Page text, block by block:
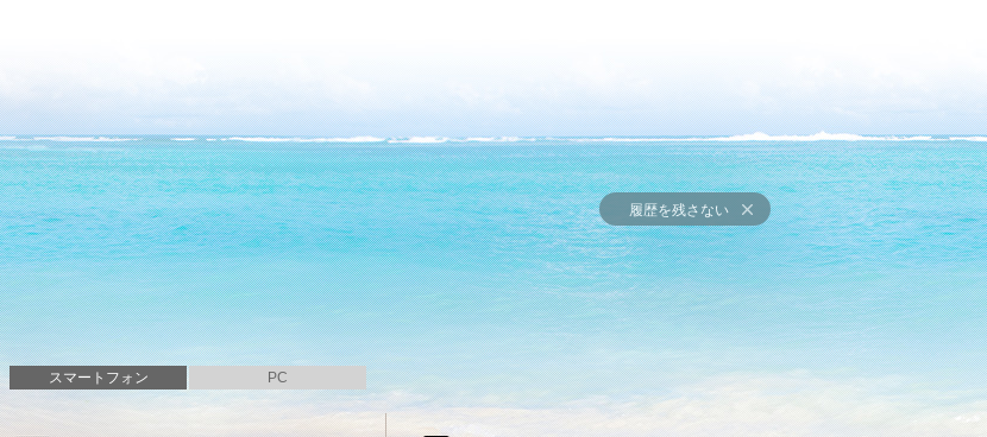
履歴を残さない
スマートフォン PC